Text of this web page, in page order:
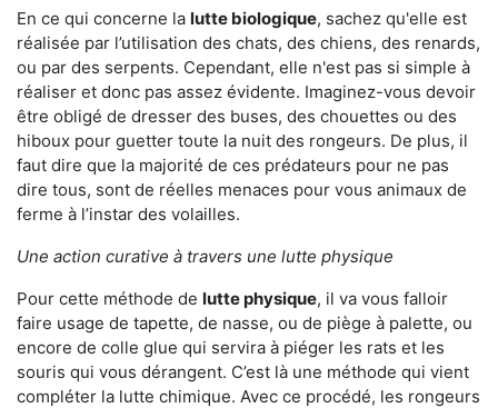
En ce qui concerne la lutte biologique, sachez qu'elle est
réalisée par l’utilisation des chats, des chiens, des renards,
ou par des serpents. Cependant, elle n'est pas si simple à
réaliser et donc pas assez évidente. Imaginez-vous devoir
être obligé de dresser des buses, des chouettes ou des
hiboux pour guetter toute la nuit des rongeurs. De plus, il
faut dire que la majorité de ces prédateurs pour ne pas
dire tous, sont de réelles menaces pour vous animaux de
ferme à l’instar des volailles.
Une action curative à travers une lutte physique
Pour cette méthode de lutte physique, il va vous falloir
faire usage de tapette, de nasse, ou de piège à palette, ou
encore de colle glue qui servira à piéger les rats et les
souris qui vous dérangent. C’est là une méthode qui vient
compléter la lutte chimique. Avec ce procédé, les rongeurs